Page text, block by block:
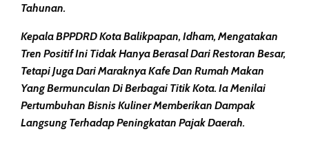
Tahunan.
Kepala BPPDRD Kota Balikpapan, Idham, Mengatakan
Tren Positif Ini Tidak Hanya Berasal Dari Restoran Besar,
Tetapi Juga Dari Maraknya Kafe Dan Rumah Makan
Yang Bermunculan Di Berbagai Titik Kota. Ia Menilai
Pertumbuhan Bisnis Kuliner Memberikan Dampak
Langsung Terhadap Peningkatan Pajak Daerah.